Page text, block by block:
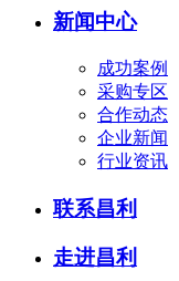
新闻中心
成功案例
采购专区
合作动态
企业新闻
行业资讯
联系昌利
走进昌利